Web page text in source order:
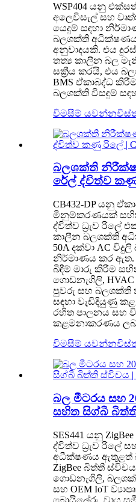
WSP404 යනු
අලෙවිසැල් සහ
යෙදුම් සඳහා
බලශක්ති අධීක්ෂණය
අනුවාදයකි. එය
තත්‍ය කාලීන බල
සක්‍රීය කරයි, එය
BMS ඒකාබද්ධ
බලශක්ති විසඳුම්
විමසීම් යවන්න
බලශක්ති
රේල් ද්විත්ව කණු
CB432-DP යනු
මිනුම්කරණයක් සහිත
ද්විත්ව ධ්‍රැව රිලේ
කාලීන බලශක්ති
50A දක්වා AC
නිර්මාණය කර ඇත.
බිඳීම් මාරු කිරීම
ගොඩනැගිලි, HVAC
පුවරු සහ බලශක්ති
සඳහා වැඩිදියුණු කළ
රහිත පාලනය සහ
කළමනාකරණය
විමසීම් යවන්න
බල මීටරය සහ
සහිත සිග්බී බිත්ති
SES441 යනු
ද්විත්ව ධ්‍රැව රිලේ
අධීක්ෂණය ඇතුළත්
ZigBee බිත්ති
ගොඩනැගිලි,
සහ OEM IoT
බොයිලේරු, වායු